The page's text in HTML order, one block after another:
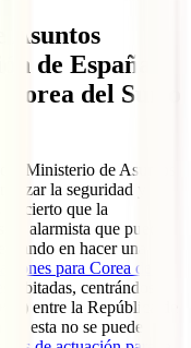
Asuntos
de España
del Sur o
Ministerio de Asuntos
la seguridad y
cierto que la
y alarmista que puede
en hacer una
para Corea del
centrándose
) entre la República de
esta no se puede